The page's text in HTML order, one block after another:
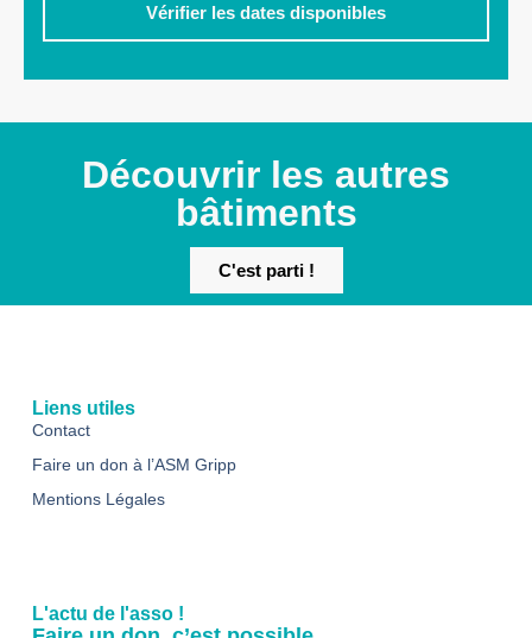
Vérifier les dates disponibles
Découvrir les autres
bâtiments
C'est parti !
Liens utiles
Contact
Faire un don à l’ASM Gripp
Mentions Légales
L'actu de l'asso !